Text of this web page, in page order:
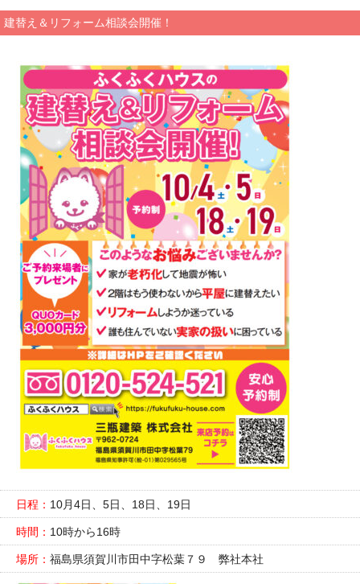
建替え＆リフォーム相談会開催！
日程： 10月4日、5日、18日、19日
時間： 10時から16時
場所： 福島県須賀川市田中字松葉７９ 弊社本社